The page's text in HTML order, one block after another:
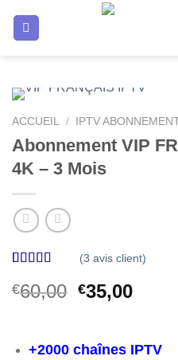
ACCUEIL / IPTV
Abonnement VIP
4K – 3 Mois
sur 5 basé
(3 avis client)
€60,00 Le
était :
€35,00Le
est :
+2000 chaînes IPTV